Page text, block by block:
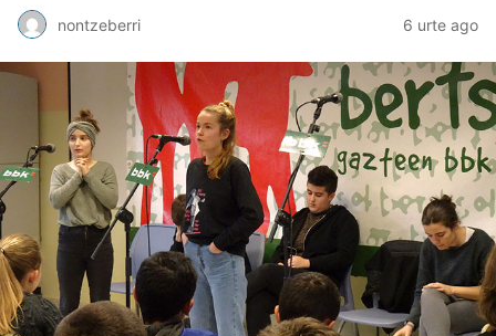
nontzeberri 6 urte ago